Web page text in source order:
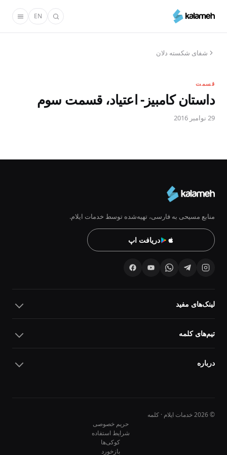
محتوای
EN
شفای شکسته دلان
قسمت
داستان کامبیز- اعتیاد، قسمت سوم
29 نوامبر 2016
منابع مسیحی به فارسی، تهیه‌شده توسط خدمات ایلام.
دریافت اپ
لینک‌های مفید
تیم‌های کلمه
درباره
© 2026 خدمات ایلام · کلمه
حریم خصوصی
شرایط استفاده
کوکی‌ها
بازخورد
10